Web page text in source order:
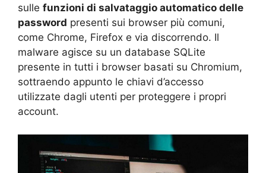
sulle funzioni di salvataggio automatico delle
password presenti sui browser più comuni,
come Chrome, Firefox e via discorrendo. Il
malware agisce su un database SQLite
presente in tutti i browser basati su Chromium,
sottraendo appunto le chiavi d’accesso
utilizzate dagli utenti per proteggere i propri
account.